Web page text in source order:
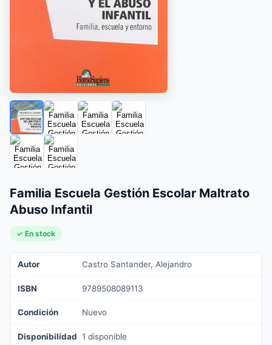
Familia Escuela Gestión Escolar Maltrato
Abuso Infantil
✓ En stock
Autor Castro Santander, Alejandro
ISBN 9789508089113
Condición Nuevo
Disponibilidad 1 disponible